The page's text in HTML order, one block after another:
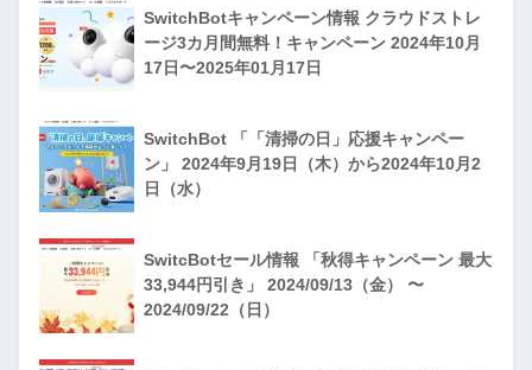
SwitchBotキャンペーン情報 クラウドストレ
ージ3カ月間無料！キャンペーン 2024年10月
17日〜2025年01月17日
SwitchBot 「「清掃の日」応援キャンペー
ン」 2024年9月19日（木）から2024年10月2
日（水）
SwitcBotセール情報 「秋得キャンペーン 最大
33,944円引き」 2024/09/13（金） 〜
2024/09/22（日）